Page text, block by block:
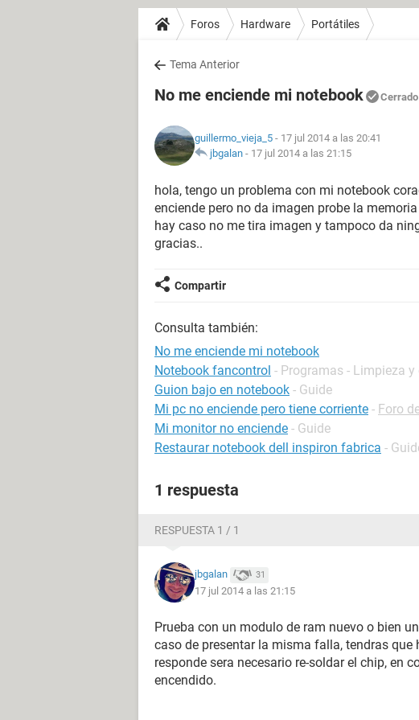
Foros Hardware Portátiles
Tema Anterior
No me enciende mi notebook Cerrado
guillermo_vieja_5 - 17 jul 2014 a las 20:41
jbgalan - 17 jul 2014 a las 21:15
hola, tengo un problema con mi notebook
enciende pero no da imagen probe la
hay caso no me tira imagen y tampoco da
gracias..
Compartir
Consulta también:
No me enciende mi notebook
Notebook fancontrol - Programas - Limpieza
Guion bajo en notebook - Guide
Mi pc no enciende pero tiene corriente - Foro
Mi monitor no enciende - Guide
Restaurar notebook dell inspiron fabrica -
1 respuesta
RESPUESTA 1 / 1
jbgalan 31
17 jul 2014 a las 21:15
Prueba con un modulo de ram nuevo o bien
caso de presentar la misma falla, tendras que
responde sera necesario re-soldar el chip, en
encendido.